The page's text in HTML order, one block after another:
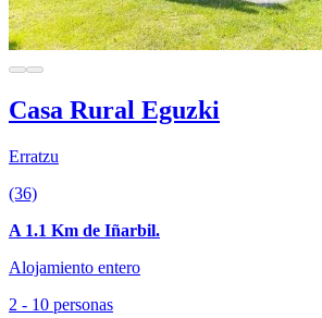
Casa Rural Eguzki
Erratzu
(36)
A 1.1 Km de Iñarbil.
Alojamiento entero
2 - 10 personas